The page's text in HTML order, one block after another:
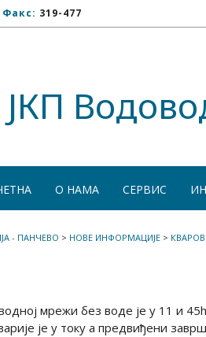
Факс: 319-477
ЈКП
О НАМА СЕРВИС
- ПАНЧЕВО > НОВЕ ИНФОРМАЦИЈЕ >
мрежи без воде је у 11 и
је у току а предвиђени